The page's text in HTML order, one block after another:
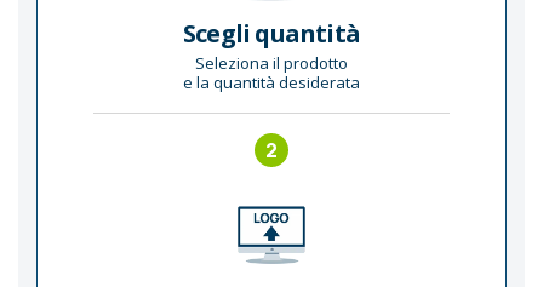
Scegli quantità
Seleziona il prodotto
e la quantità desiderata
2